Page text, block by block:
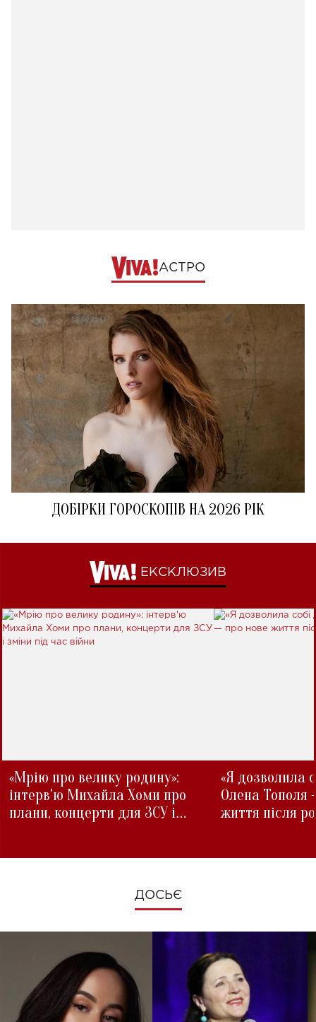
АСТРО
ДОБІРКИ ГОРОСКОПІВ НА 2026 РІК
ЕКСКЛЮЗИВ
«Мрію про велику родину»:
інтерв'ю Михайла Хоми про
плани, концерти для ЗСУ і
«Я дозволила
Олена Тополя
життя після
ДОСЬЄ